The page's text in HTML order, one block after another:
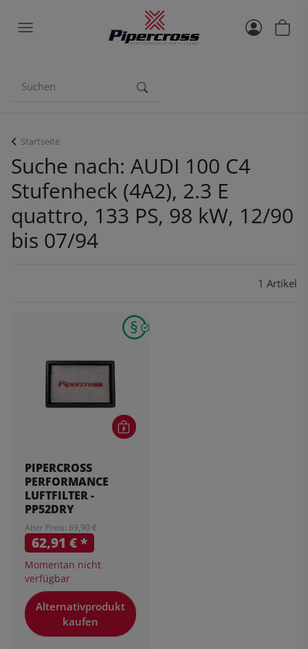
Startseite
Suche nach: AUDI 100 C4
Stufenheck (4A2), 2.3 E
quattro, 133 PS, 98 kW, 12/90
bis 07/94
1 Artikel
PIPERCROSS
PERFORMANCE
LUFTFILTER -
PP52DRY
Alter Preis: 69,90 €
62,91 €*
Momentan nicht
verfügbar
Alternativprodukt
kaufen